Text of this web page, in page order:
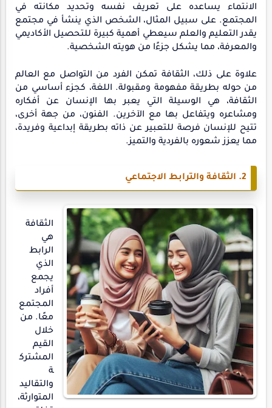
الانتماء يساعده على تعريف نفسه وتحديد مكانته في
المجتمع. على سبيل المثال، الشخص الذي ينشأ في مجتمع
يقدر التعليم والعلم سيعطي أهمية كبيرة للتحصيل الأكاديمي
والمعرفة، مما يشكل جزءًا من هويته الشخصية.
علاوة على ذلك، الثقافة تمكن الفرد من التواصل مع العالم
من حوله بطريقة مفهومة ومقبولة. اللغة، كجزء أساسي من
الثقافة، هي الوسيلة التي يعبر بها الإنسان عن أفكاره
ومشاعره ويتفاعل بها مع الآخرين. الفنون، من جهة أخرى،
تتيح للإنسان فرصة للتعبير عن ذاته بطريقة إبداعية وفريدة،
مما يعزز شعوره بالفردية والتميز.
2. الثقافة والترابط الاجتماعي
الثقافة
هي
الرابط
الذي
يجمع
أفراد
المجتمع
معًا. من
خلال
القيم
المشترك
ة
والتقاليد
المتوارثة،